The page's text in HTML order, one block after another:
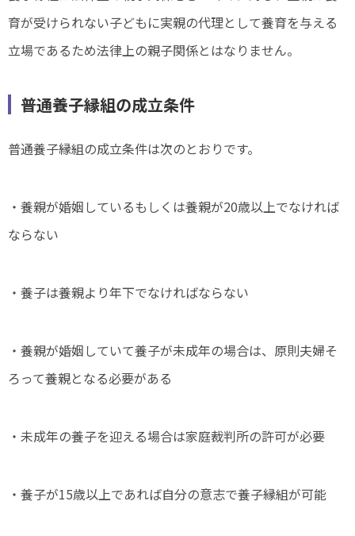
育が受けられない子どもに実親の代理として養育を与える
立場であるため法律上の親子関係とはなりません。
普通養子縁組の成立条件
普通養子縁組の成立条件は次のとおりです。
・養親が婚姻しているもしくは養親が20歳以上でなければ
ならない
・養子は養親より年下でなければならない
・養親が婚姻していて養子が未成年の場合は、原則夫婦そ
ろって養親となる必要がある
・未成年の養子を迎える場合は家庭裁判所の許可が必要
・養子が15歳以上であれば自分の意志で養子縁組が可能